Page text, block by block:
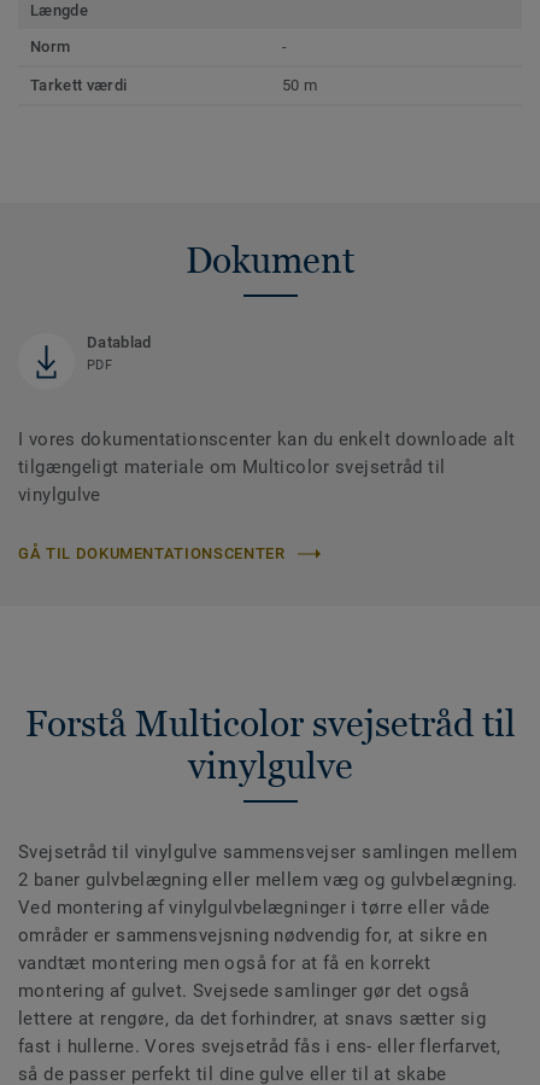
Længde
Norm
-
Tarkett værdi 50 m
Dokument
Datablad
PDF
I vores dokumentationscenter kan du enkelt downloade alt
tilgængeligt materiale om Multicolor svejsetråd til
vinylgulve
GÅ TIL DOKUMENTATIONSCENTER
Forstå Multicolor svejsetråd til
vinylgulve
Svejsetråd til vinylgulve sammensvejser samlingen mellem
2 baner gulvbelægning eller mellem væg og gulvbelægning.
Ved montering af vinylgulvbelægninger i tørre eller våde
områder er sammensvejsning nødvendig for, at sikre en
vandtæt montering men også for at få en korrekt
montering af gulvet. Svejsede samlinger gør det også
lettere at rengøre, da det forhindrer, at snavs sætter sig
fast i hullerne. Vores svejsetråd fås i ens- eller flerfarvet,
så de passer perfekt til dine gulve eller til at skabe